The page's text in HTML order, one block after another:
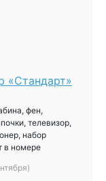
«Стандарт»
фен,
телевизор,
набор
в номере